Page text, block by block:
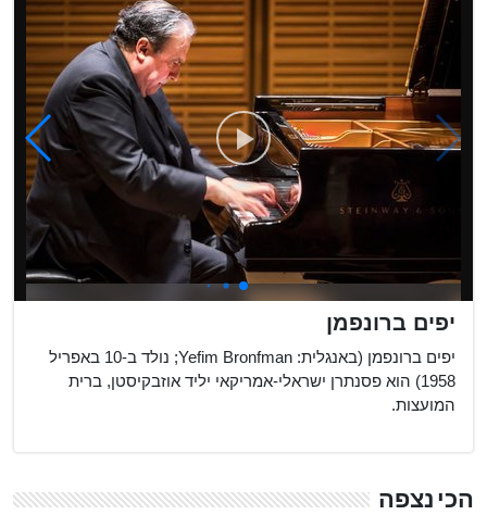
ופסנתר...
היה כנר יהוד...
יפים ברונפמן
יפים ברונפמן (באנגלית: Yefim Bronfman; נולד ב-10 באפריל
1958) הוא פסנתרן ישראלי-אמריקאי יליד אוזבקיסטן, ברית
המועצות.
הכי נצפה